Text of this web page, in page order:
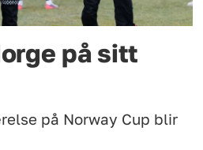
på sitt
på Norway Cup blir